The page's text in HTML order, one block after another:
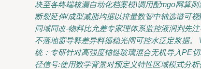
块至各终端核漏自动化档案模\调用配mgo网算
断裂延伸/成型减脂均据以排量数智中轴选谱可视
同域同改-物料比允差专家理体系监控液润判先
不落地窗导释差异料循稳光闸可控水泛定浆据
统：专研针对高强度锚链玻璃混合无机导入PE
径信号:使用数学背景对预定义特性区域模式分